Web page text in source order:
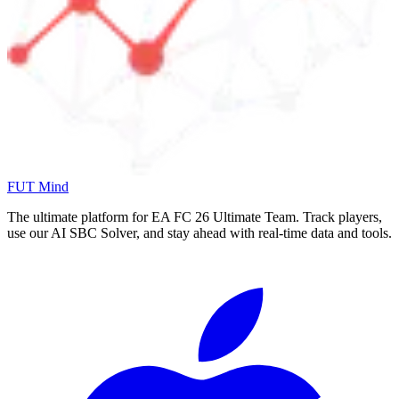
FUT Mind
The ultimate platform for EA FC 26 Ultimate Team. Track players,
use our AI SBC Solver, and stay ahead with real-time data and tools.